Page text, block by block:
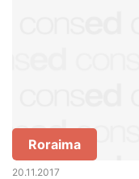
Roraima
20.11.2017